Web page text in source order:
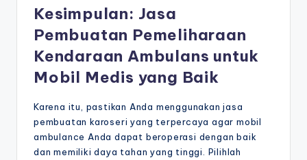
Kesimpulan: Jasa
Pembuatan Pemeliharaan
Kendaraan Ambulans untuk
Mobil Medis yang Baik
Karena itu, pastikan Anda menggunakan jasa
pembuatan karoseri yang terpercaya agar mobil
ambulance Anda dapat beroperasi dengan baik
dan memiliki daya tahan yang tinggi. Pilihlah